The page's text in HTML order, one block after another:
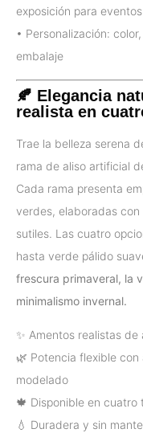
exposición para
• Personalización:
embalaje
🍂 Elegancia
realista en
Trae la belleza serena
rama de aliso artificial
Cada rama presenta
verdes, elaboradas
sutiles. Las cuatro
hasta verde pálido
frescura primaveral, la
minimalismo invernal.
✨ Amentos realistas
🌿 Potencia flexible
modelado
🍁 Disponible en cuatro
💧 Duradera y sin